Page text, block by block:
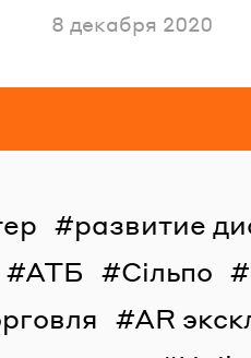
Опубликовано
8 декабря 2020
развитие
АТБ Сільпо
AR